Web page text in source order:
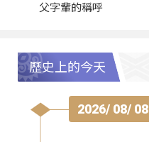
父字輩的稱呼
歷史上的今天
2026/ 08/ 08